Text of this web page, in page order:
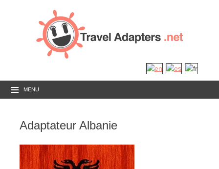
MENU
Adaptateur Albanie